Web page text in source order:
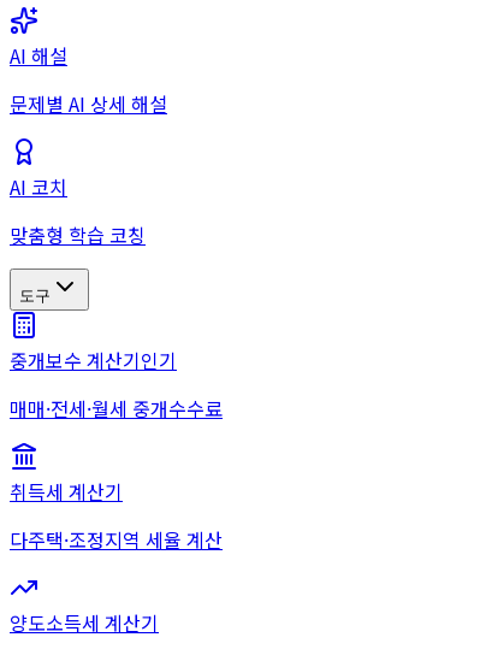
AI 해설
문제별 AI 상세 해설
AI 코치
맞춤형 학습 코칭
도구
중개보수 계산기인기
매매·전세·월세 중개수수료
취득세 계산기
다주택·조정지역 세율 계산
양도소득세 계산기